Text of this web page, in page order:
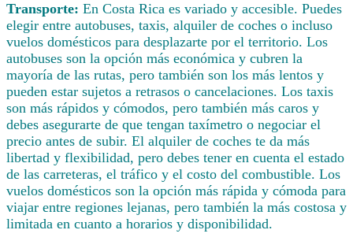
Transporte: En Costa Rica es variado y accesible. Puedes
elegir entre autobuses, taxis, alquiler de coches o incluso
vuelos domésticos para desplazarte por el territorio. Los
autobuses son la opción más económica y cubren la
mayoría de las rutas, pero también son los más lentos y
pueden estar sujetos a retrasos o cancelaciones. Los taxis
son más rápidos y cómodos, pero también más caros y
debes asegurarte de que tengan taxímetro o negociar el
precio antes de subir. El alquiler de coches te da más
libertad y flexibilidad, pero debes tener en cuenta el estado
de las carreteras, el tráfico y el costo del combustible. Los
vuelos domésticos son la opción más rápida y cómoda para
viajar entre regiones lejanas, pero también la más costosa y
limitada en cuanto a horarios y disponibilidad.